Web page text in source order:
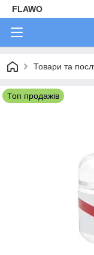
FLAWO
Товари та
Топ продажів